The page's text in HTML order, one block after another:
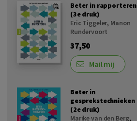
Beter in rapporteren
(3e druk)
Eric Tiggeler, Manon
Rundervoort
37,50
Mail mij
Beter in
gesprekstechnieken
(2e druk)
Marike van den Berg,